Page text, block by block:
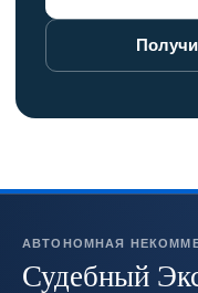
АВТОНОМНАЯ
Судебный